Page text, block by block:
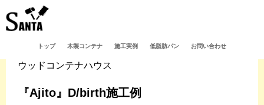
トップ 木製コンテナ 施工実例 低脂肪パン お問い合わせ
ウッドコンテナハウス
『Ajito』D/birth施工例